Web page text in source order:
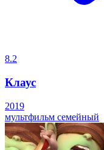
8.2
Клаус
2019
мультфильм семейный